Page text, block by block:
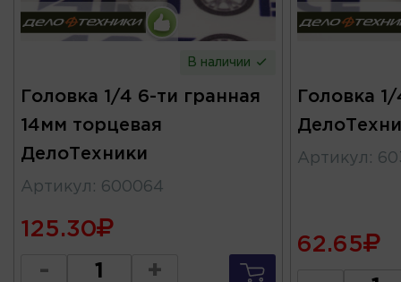
В наличии
Головка 1/4 6-ти гранная
14мм торцевая
ДелоТехники
Артикул : 600064
125.30
- +
Головка
Артикул :
62.65